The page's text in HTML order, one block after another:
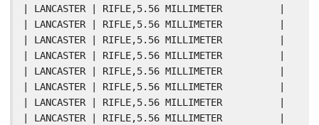
| LANCASTER | RIFLE,5.56 MILLIMETER          |
| LANCASTER | RIFLE,5.56 MILLIMETER          |
| LANCASTER | RIFLE,5.56 MILLIMETER          |
| LANCASTER | RIFLE,5.56 MILLIMETER          |
| LANCASTER | RIFLE,5.56 MILLIMETER          |
| LANCASTER | RIFLE,5.56 MILLIMETER          |
| LANCASTER | RIFLE,5.56 MILLIMETER          |
| LANCASTER | RIFLE,5.56 MILLIMETER          |